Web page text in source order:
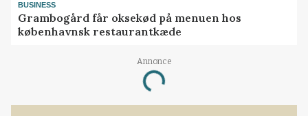
BUSINESS
Grambogård får oksekød på menuen hos
københavnsk restaurantkæde
Annonce
Loading...